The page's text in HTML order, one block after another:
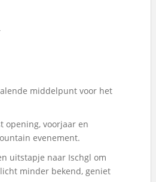
middelpunt voor het
opening, voorjaar en
evenement.
uitstapje naar Ischgl om
minder bekend, geniet